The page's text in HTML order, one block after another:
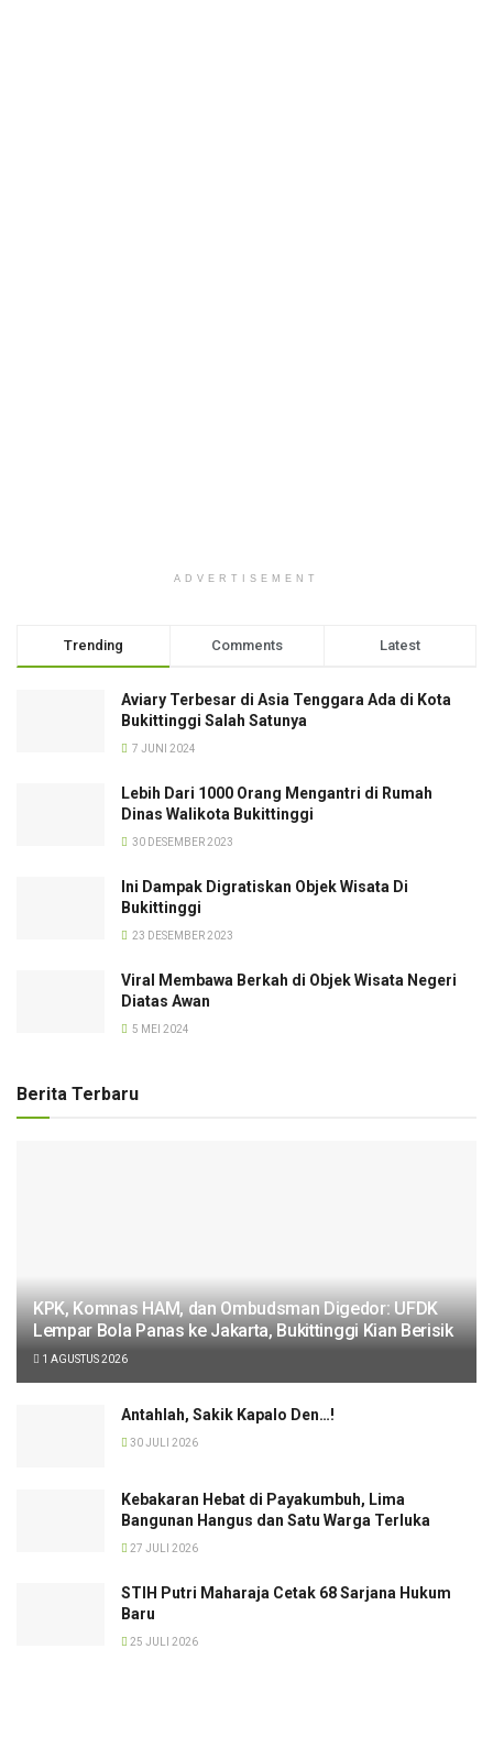
ADVERTISEMENT
Trending Comments Latest
Aviary Terbesar di Asia Tenggara Ada di Kota
Bukittinggi Salah Satunya
7 JUNI 2024
Lebih Dari 1000 Orang Mengantri di Rumah
Dinas Walikota Bukittinggi
30 DESEMBER 2023
Ini Dampak Digratiskan Objek Wisata Di
Bukittinggi
23 DESEMBER 2023
Viral Membawa Berkah di Objek Wisata Negeri
Diatas Awan
5 MEI 2024
Berita Terbaru
KPK, Komnas HAM, dan Ombudsman Digedor: UFDK
Lempar Bola Panas ke Jakarta, Bukittinggi Kian Berisik
1 AGUSTUS 2026
Antahlah, Sakik Kapalo Den…!
30 JULI 2026
Kebakaran Hebat di Payakumbuh, Lima
Bangunan Hangus dan Satu Warga Terluka
27 JULI 2026
STIH Putri Maharaja Cetak 68 Sarjana Hukum
Baru
25 JULI 2026